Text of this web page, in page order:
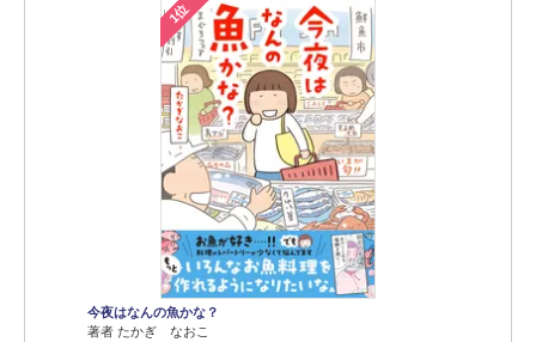
1位
今夜はなんの魚かな？
著者 たかぎ なおこ